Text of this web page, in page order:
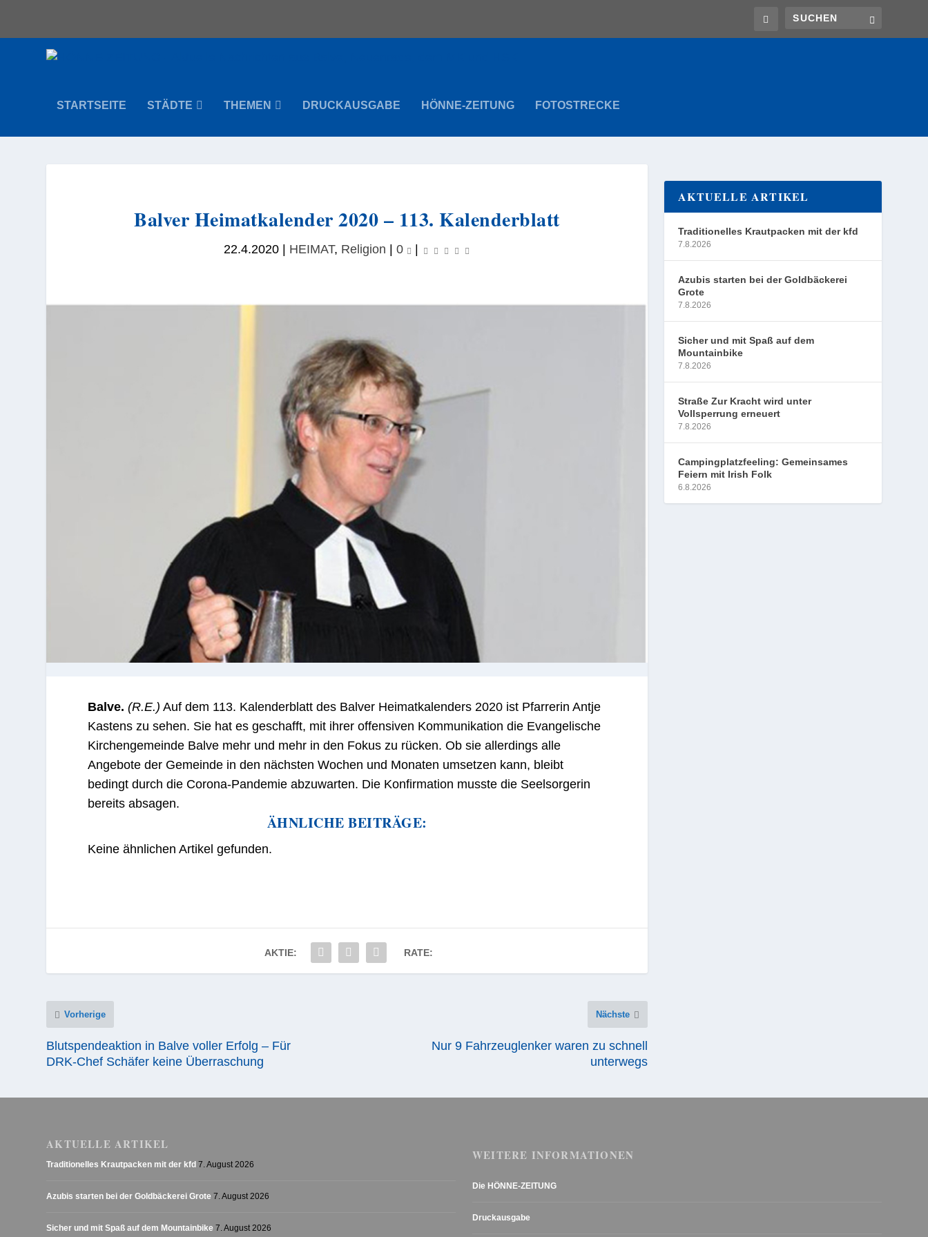
STARTSEITE STÄDTE THEMEN DRUCKAUSGABE HÖNNE-ZEITUNG FOTOSTRECKE
Balver Heimatkalender 2020 – 113. Kalenderblatt
22.4.2020 HEIMAT, Religion |0
Balve. (R.E.) Auf dem 113. Kalenderblatt des Balver Heimatkalenders 2020 ist Pfarrerin Antje
Kastens zu sehen. Sie hat es geschafft, mit ihrer offensiven Kommunikation die Evangelische
Kirchengemeinde Balve mehr und mehr in den Fokus zu rücken. Ob sie allerdings alle
Angebote der Gemeinde in den nächsten Wochen und Monaten umsetzen kann, bleibt
bedingt durch die Corona-Pandemie abzuwarten. Die Konfirmation musste die Seelsorgerin
bereits absagen.
ÄHNLICHE BEITRÄGE:
Keine ähnlichen Artikel gefunden.
AKTIE: RATE:
Vorherige
Blutspendeaktion in Balve voller Erfolg – Für
DRK-Chef Schäfer keine Überraschung
Nächste
Nur 9 Fahrzeuglenker waren zu schnell
unterwegs
AKTUELLE ARTIKEL
Traditionelles Krautpacken mit der kfd
7.8.2026
Azubis starten bei der Goldbäckerei
Grote
7.8.2026
Sicher und mit Spaß auf dem
Mountainbike
7.8.2026
Straße Zur Kracht wird unter
Vollsperrung erneuert
7.8.2026
Campingplatzfeeling: Gemeinsames
Feiern mit Irish Folk
6.8.2026
AKTUELLE ARTIKEL
Traditionelles Krautpacken mit der kfd 7. August 2026
Azubis starten bei der Goldbäckerei Grote 7. August 2026
Sicher und mit Spaß auf dem Mountainbike 7. August 2026
WEITERE INFORMATIONEN
Die HÖNNE-ZEITUNG
Druckausgabe